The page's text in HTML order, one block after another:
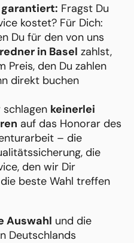
garantiert: Fragst Du
kostet? Für Dich:
Du für den von uns
in Basel zahlst,
den Du zahlen
direkt buchen
schlagen keinerlei
auf das Honorar des
– die
die
den wir Dir
beste Wahl treffen
Auswahl und die
Deutschlands